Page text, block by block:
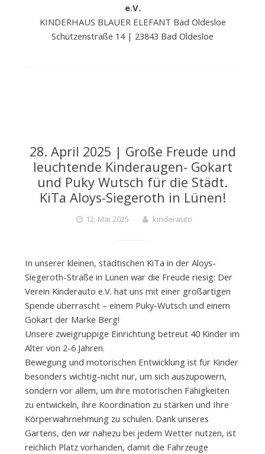
e.V.
KINDERHAUS BLAUER ELEFANT Bad Oldesloe
Schützenstraße 14 | 23843 Bad Oldesloe
28. April 2025 | Große Freude und
leuchtende Kinderaugen- Gokart
und Puky Wutsch für die Städt.
KiTa Aloys-Siegeroth in Lünen!
12. Mai 2025 kinderauto
In unserer kleinen, städtischen KiTa in der Aloys-
Siegeroth-Straße in Lünen war die Freude riesig: Der
Verein Kinderauto e.V. hat uns mit einer großartigen
Spende überrascht – einem Puky-Wutsch und einem
Gokart der Marke Berg!
Unsere zweigruppige Einrichtung betreut 40 Kinder im
Alter von 2-6 Jahren.
Bewegung und motorischen Entwicklung ist für Kinder
besonders wichtig-nicht nur, um sich auszupowern,
sondern vor allem, um ihre motorischen Fähigkeiten
zu entwickeln, ihre Koordination zu stärken und Ihre
Körperwahrnehmung zu schulen. Dank unseres
Gartens, den wir nahezu bei jedem Wetter nutzen, ist
reichlich Platz vorhanden, damit die Fahrzeuge